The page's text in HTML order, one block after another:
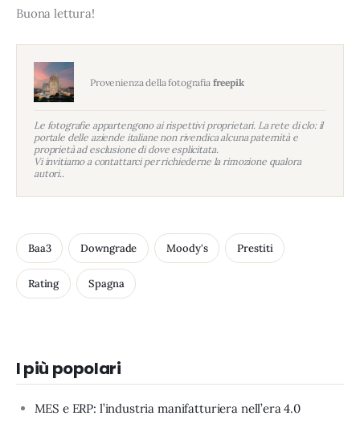
Buona lettura!
Provenienza della fotografia freepik
Le fotografie appartengono ai rispettivi proprietari. La rete di clo: il
portale delle aziende italiane non rivendica alcuna paternità e
proprietà ad esclusione di dove esplicitata.
Vi invitiamo a contattarci per richiederne la rimozione qualora
autori..
Baa3 Downgrade Moody's Prestiti
Rating Spagna
I più popolari
MES e ERP: l’industria manifatturiera nell’era 4.0